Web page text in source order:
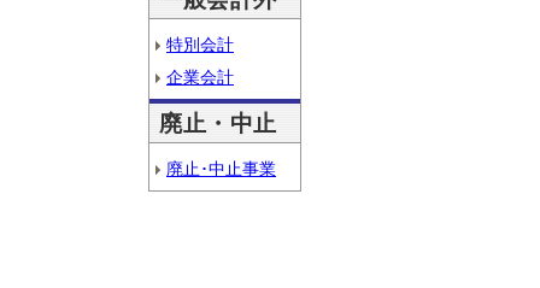
特別会計
企業会計
廃止・中止
廃止･中止事業